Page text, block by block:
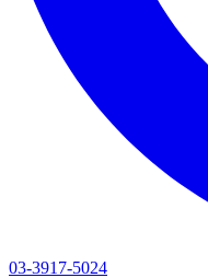
03-3917-5024